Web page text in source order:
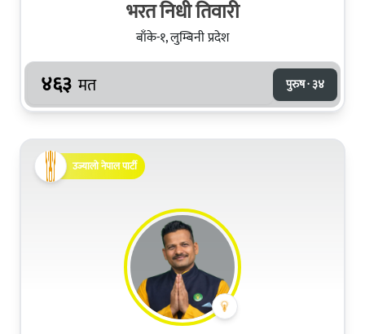
भरत निधी तिवारी
बाँके-१, लुम्बिनी प्रदेश
४६३ मत पुरुष · ३४
उज्यालो नेपाल पार्टी